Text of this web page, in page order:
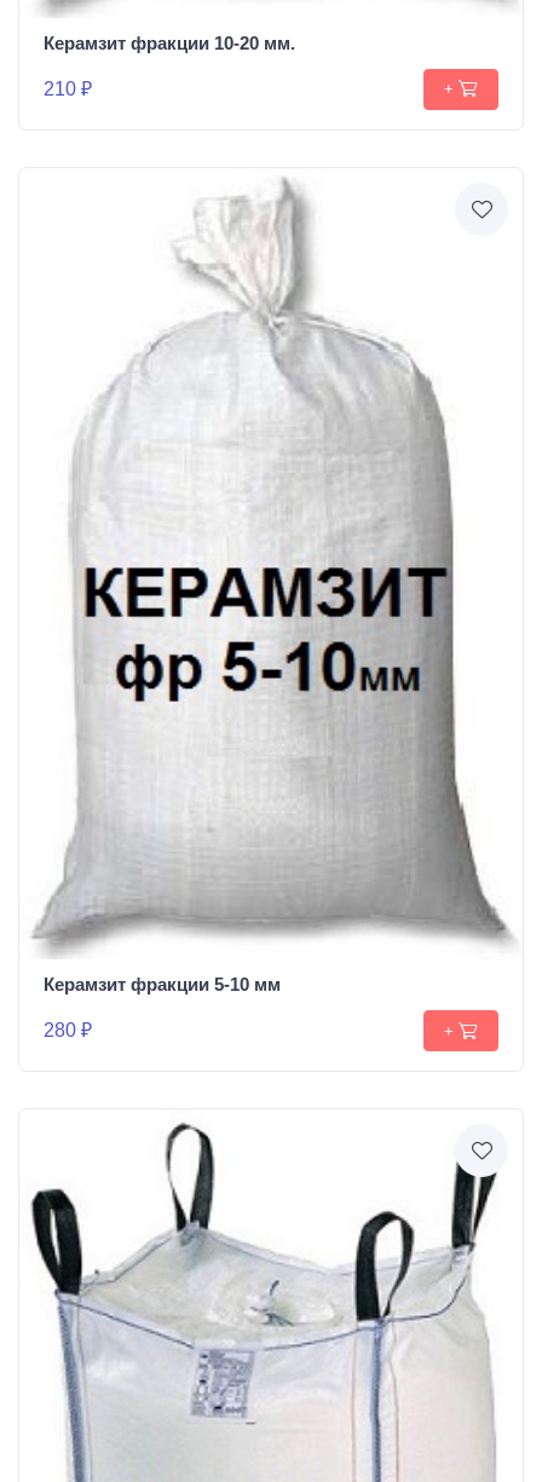
Керамзит фракции 10-20 мм.
210 ₽ +
Керамзит фракции 5-10 мм
280 ₽ +